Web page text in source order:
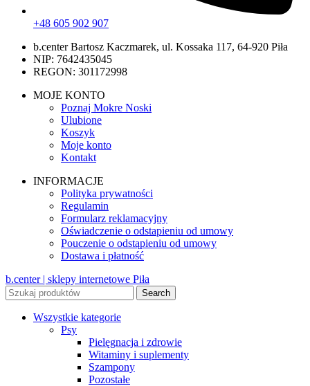
+48 605 902 907
b.center Bartosz Kaczmarek, ul. Kossaka 117, 64-920 Piła
NIP: 7642435045
REGON: 301172998
MOJE KONTO
Poznaj Mokre Noski
Ulubione
Koszyk
Moje konto
Kontakt
INFORMACJE
Polityka prywatności
Regulamin
Formularz reklamacyjny
Oświadczenie o odstapieniu od umowy
Pouczenie o odstąpieniu od umowy
Dostawa i płatność
b.center | sklepy internetowe Piła
Search
Wszystkie kategorie
Psy
Pielęgnacja i zdrowie
Witaminy i suplementy
Szampony
Pozostałe